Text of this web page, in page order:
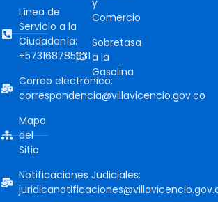
Línea de
Servicio a la
Ciudadanía:
+573168785931
Correo electrónico:
correspondencia@villavicencio.gov.co
Mapa
del
Sitio
Notificaciones Judiciales:
Comercio
Sobretasa
a la
Gasolina